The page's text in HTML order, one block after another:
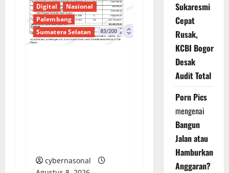
Digital
Nasional
Palembang
Sumatera Selatan
cybernasonal
Sukaresmi
Cepat
Rusak,
KCBI Bogor
Desak
Audit Total
Porn Pics
mengenai
Bangun
Jalan atau
Hamburkan
Anggaran?